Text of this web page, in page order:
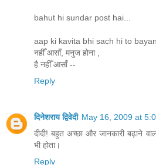
bahut hi sundar post hai...
aap ki kavita bhi sach hi to
नहीँ आसाँ, मनुज होना ,
है नहीँ आसाँ --
Reply
दिनेशराय द्विवेदी May 16, 2009 at
दीदी! बहुत अच्छा और जानकारी बढ़ाने
भी होता।
Reply